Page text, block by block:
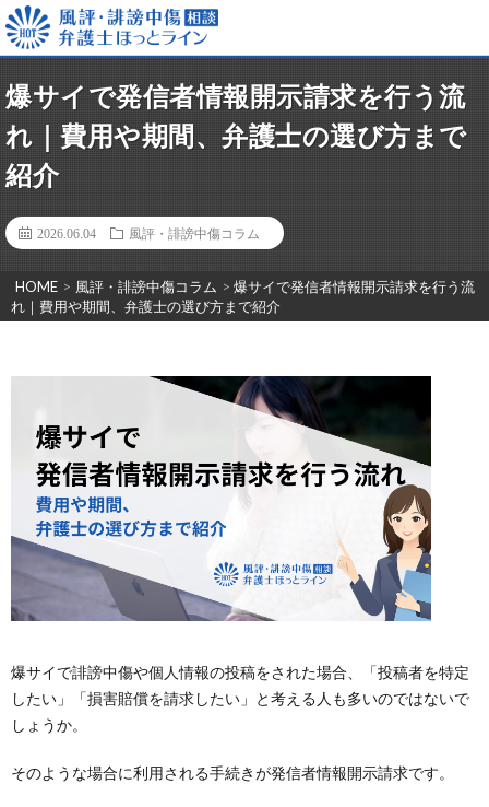
爆サイで発信者情報開示請求を行う流
れ｜費用や期間、弁護士の選び方まで
紹介
2026.06.04 風評・誹謗中傷コラム
HOME > 風評・誹謗中傷コラム > 爆サイで発信者情報開示請求を行う流
れ｜費用や期間、弁護士の選び方まで紹介
爆サイで誹謗中傷や個人情報の投稿をされた場合、「投稿者を特定
したい」「損害賠償を請求したい」と考える人も多いのではないで
しょうか。
そのような場合に利用される手続きが発信者情報開示請求です。